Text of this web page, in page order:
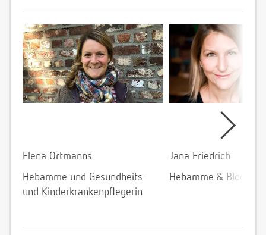
Elena Ortmanns
Hebamme und Gesundheits-
und Kinderkrankenpflegerin
Jana Friedrich
Hebamme &